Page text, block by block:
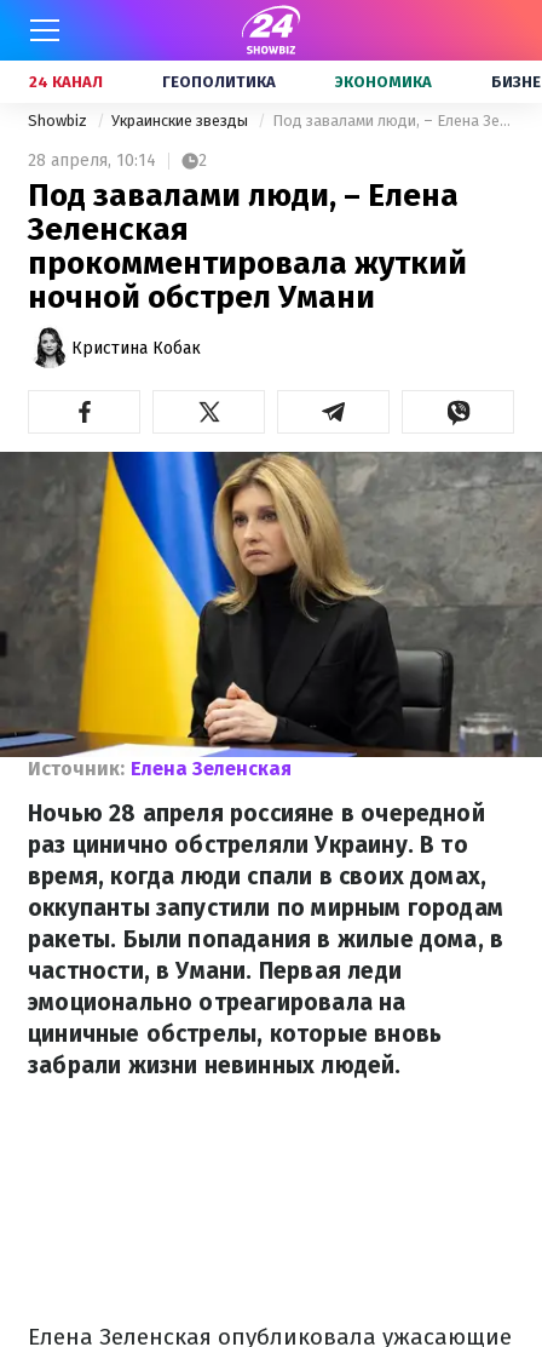
24 КАНАЛ ГЕОПОЛИТИКА ЭКОНОМИКА
Showbiz Украинские звезды Под завалами люди, – Елена Зеленская прокомментировала жуткий ночной обстрел Умани
28 апреля, 10:14 2
Под завалами люди, – Елена
Зеленская
прокомментировала жуткий
ночной обстрел Умани
Кристина Кобак
Источник: Елена Зеленская
Ночью 28 апреля россияне в очередной
раз цинично обстреляли Украину. В то
время, когда люди спали в своих домах,
оккупанты запустили по мирным городам
ракеты. Были попадания в жилые дома, в
частности, в Умани. Первая леди
эмоционально отреагировала на
циничные обстрелы, которые вновь
забрали жизни невинных людей.
Елена Зеленская опубликовала ужасающие